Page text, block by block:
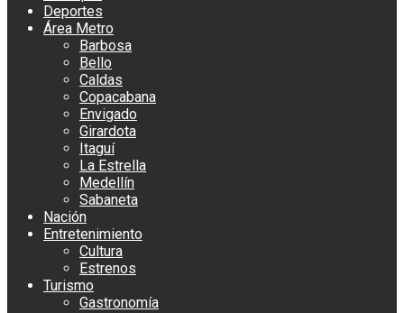
Deportes
Área Metro
Barbosa
Bello
Caldas
Copacabana
Envigado
Girardota
Itaguí
La Estrella
Medellín
Sabaneta
Nación
Entretenimiento
Cultura
Estrenos
Turismo
Gastronomía